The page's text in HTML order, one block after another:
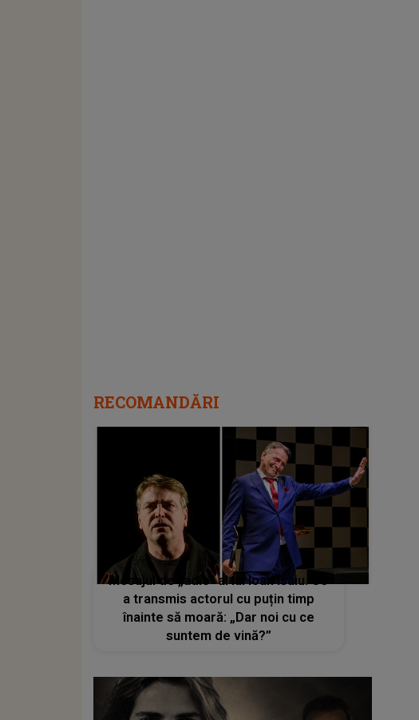
RECOMANDĂRI
Mesajul de „adio” al lui Ioan Isaiu. Ce
a transmis actorul cu puțin timp
înainte să moară: „Dar noi cu ce
suntem de vină?”